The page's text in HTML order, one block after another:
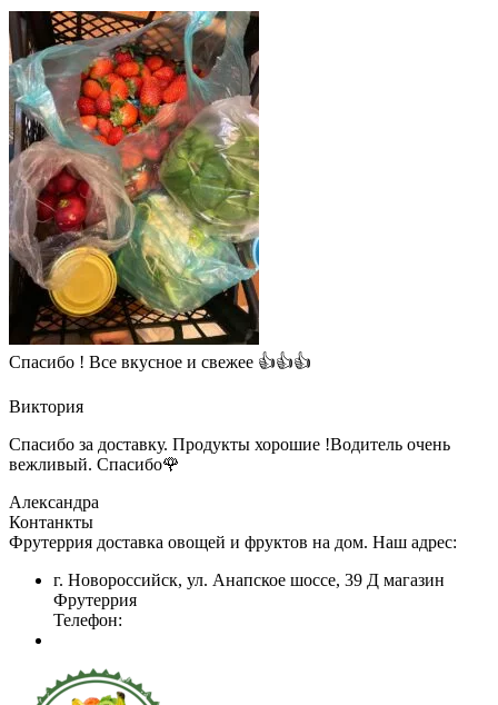
Спасибо ! Все вкусное и свежее 👍👍👍
Виктория
Спасибо за доставку. Продукты хорошие !Водитель очень
вежливый. Спасибо🌹
Александра
Контанкты
Фрутеррия доставка овощей и фруктов на дом. Наш адрес:
г. Новороссийск, ул. Анапское шоссе, 39 Д магазин
Фрутеррия
Телефон: